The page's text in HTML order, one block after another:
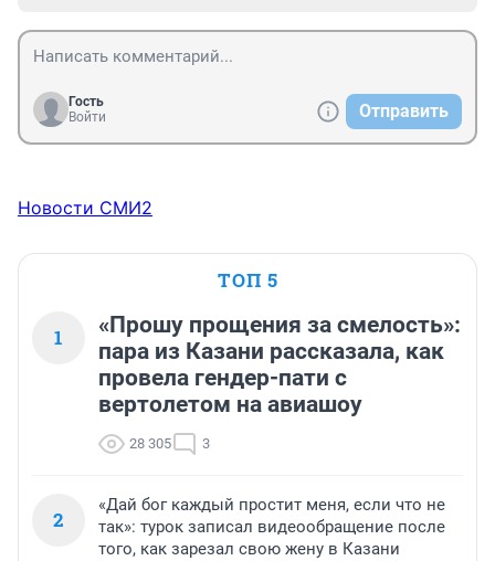
Гость
Войти
Отправить
Новости СМИ2
ТОП 5
1
«Прошу прощения за смелость»:
пара из Казани рассказала, как
провела гендер-пати с
вертолетом на авиашоу
28 305 3
2
«Дай бог каждый простит меня, если что не
так»: турок записал видеообращение после
того, как зарезал свою жену в Казани